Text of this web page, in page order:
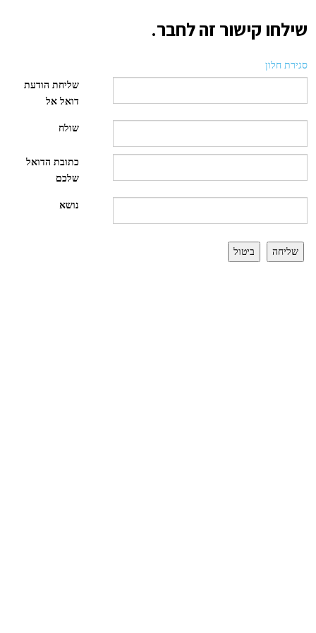
שילחו קישור זה לחבר.
סגירת חלון
שליחת הודעת
דואל אל
שולח
כתובת הדואל
שלכם
נושא
שליחה ביטול